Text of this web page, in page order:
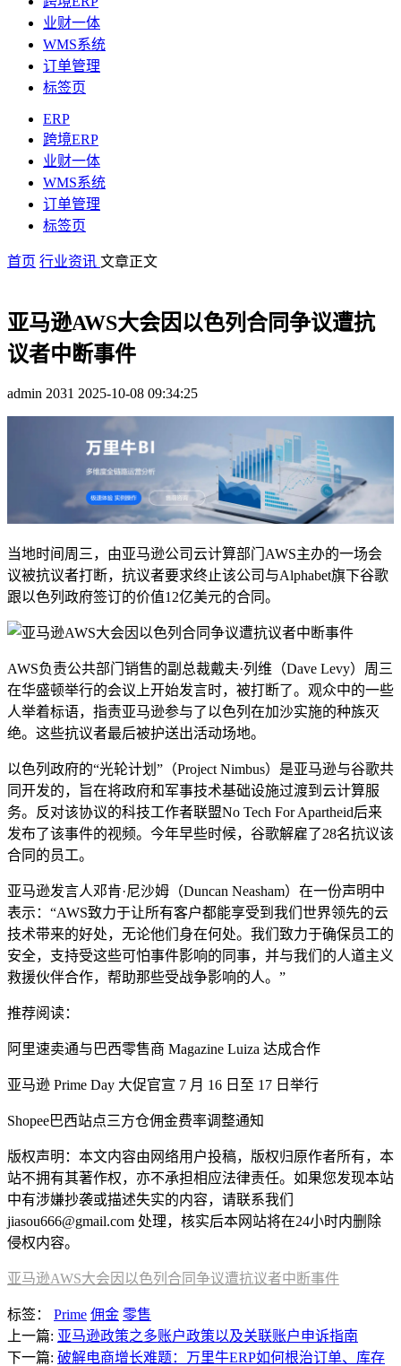
业财一体
WMS系统
订单管理
标签页
ERP
跨境ERP
业财一体
WMS系统
订单管理
标签页
首页 行业资讯 文章正文
亚马逊AWS大会因以色列合同争议遭抗
议者中断事件
admin 2031 2025-10-08 09:34:25
当地时间周三，由亚马逊公司云计算部门AWS主办的一场会
议被抗议者打断，抗议者要求终止该公司与Alphabet旗下谷歌
跟以色列政府签订的价值12亿美元的合同。
AWS负责公共部门销售的副总裁戴夫·列维（Dave Levy）周三
在华盛顿举行的会议上开始发言时，被打断了。观众中的一些
人举着标语，指责亚马逊参与了以色列在加沙实施的种族灭
绝。这些抗议者最后被护送出活动场地。
以色列政府的“光轮计划”（Project Nimbus）是亚马逊与谷歌共
同开发的，旨在将政府和军事技术基础设施过渡到云计算服
务。反对该协议的科技工作者联盟No Tech For Apartheid后来
发布了该事件的视频。今年早些时候，谷歌解雇了28名抗议该
合同的员工。
亚马逊发言人邓肯·尼沙姆（Duncan Neasham）在一份声明中
表示：“AWS致力于让所有客户都能享受到我们世界领先的云
技术带来的好处，无论他们身在何处。我们致力于确保员工的
安全，支持受这些可怕事件影响的同事，并与我们的人道主义
救援伙伴合作，帮助那些受战争影响的人。”
推荐阅读：
阿里速卖通与巴西零售商 Magazine Luiza 达成合作
亚马逊 Prime Day 大促官宣 7 月 16 日至 17 日举行
Shopee巴西站点三方仓佣金费率调整通知
版权声明：本文内容由网络用户投稿，版权归原作者所有，本
站不拥有其著作权，亦不承担相应法律责任。如果您发现本站
中有涉嫌抄袭或描述失实的内容，请联系我们
jiasou666@gmail.com 处理，核实后本网站将在24小时内删除
侵权内容。
亚马逊AWS大会因以色列合同争议遭抗议者中断事件
标签： Prime 佣金 零售
上一篇: 亚马逊政策之多账户政策以及关联账户申诉指南
下一篇: 破解电商增长难题：万里牛ERP如何根治订单、库存